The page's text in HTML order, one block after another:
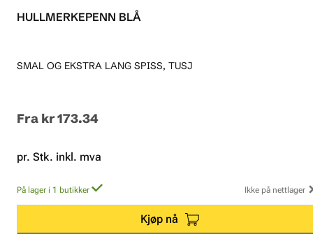
HULLMERKEPENN BLÅ
SMAL OG EKSTRA LANG SPISS, TUSJ
Fra kr 173.34
pr. Stk. inkl. mva
På lager i 1 butikker Ikke på nettlager
Kjøp nå